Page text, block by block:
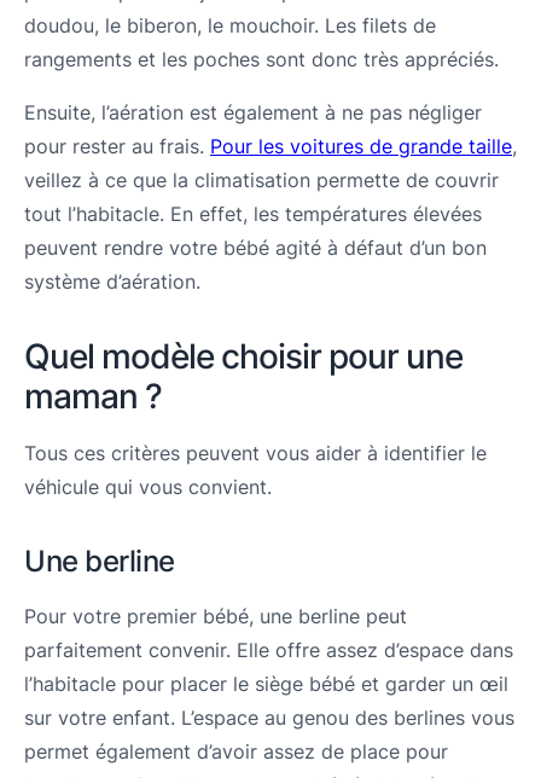
doudou, le biberon, le mouchoir. Les filets de
rangements et les poches sont donc très appréciés.
Ensuite, l’aération est également à ne pas négliger
pour rester au frais. Pour les voitures de grande taille,
veillez à ce que la climatisation permette de couvrir
tout l’habitacle. En effet, les températures élevées
peuvent rendre votre bébé agité à défaut d’un bon
système d’aération.
Quel modèle choisir pour une
maman ?
Tous ces critères peuvent vous aider à identifier le
véhicule qui vous convient.
Une berline
Pour votre premier bébé, une berline peut
parfaitement convenir. Elle offre assez d’espace dans
l’habitacle pour placer le siège bébé et garder un œil
sur votre enfant. L’espace au genou des berlines vous
permet également d’avoir assez de place pour